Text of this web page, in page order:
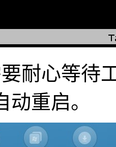
耐心等待
重启。